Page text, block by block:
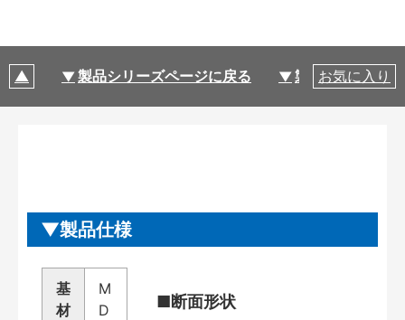
製品シリーズページに戻る 製品仕様
お気に入り
製品仕様
基
材
M
D
■断面形状